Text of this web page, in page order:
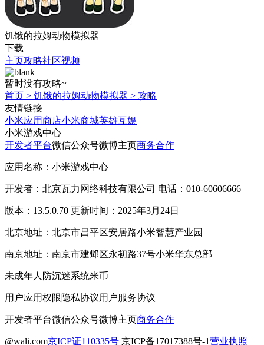
饥饿的拉姆动物模拟器
下载
主页攻略社区视频
暂时没有攻略~
首页 > 饥饿的拉姆动物模拟器 > 攻略
友情链接
小米应用商店小米商城英雄互娱
小米游戏中心
开发者平台微信公众号微博主页商务合作
应用名称：小米游戏中心
开发者：北京瓦力网络科技有限公司 电话：010-60606666
版本：13.5.0.70 更新时间：2025年3月24日
北京地址：北京市昌平区安居路小米智慧产业园
南京地址：南京市建邺区永初路37号小米华东总部
未成年人防沉迷系统米币
用户应用权限隐私协议用户服务协议
开发者平台微信公众号微博主页商务合作
@wali.com京ICP证110335号 京ICP备17017388号-1营业执照